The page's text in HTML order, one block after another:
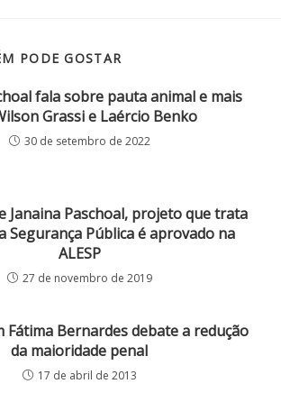
PODE GOSTAR
fala sobre pauta animal e mais
Grassi e Laércio Benko
30 de setembro de 2022
Janaina Paschoal, projeto que trata
Segurança Pública é aprovado na
ALESP
27 de novembro de 2019
Fátima Bernardes debate a redução
da maioridade penal
17 de abril de 2013